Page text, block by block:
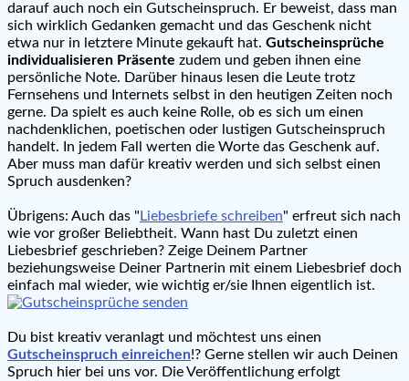
darauf auch noch ein Gutscheinspruch. Er beweist, dass man
sich wirklich Gedanken gemacht und das Geschenk nicht
etwa nur in letztere Minute gekauft hat. Gutscheinsprüche
individualisieren Präsente zudem und geben ihnen eine
persönliche Note. Darüber hinaus lesen die Leute trotz
Fernsehens und Internets selbst in den heutigen Zeiten noch
gerne. Da spielt es auch keine Rolle, ob es sich um einen
nachdenklichen, poetischen oder lustigen Gutscheinspruch
handelt. In jedem Fall werten die Worte das Geschenk auf.
Aber muss man dafür kreativ werden und sich selbst einen
Spruch ausdenken?
Übrigens: Auch das " Liebesbriefe schreiben" erfreut sich nach
wie vor großer Beliebtheit. Wann hast Du zuletzt einen
Liebesbrief geschrieben? Zeige Deinem Partner
beziehungsweise Deiner Partnerin mit einem Liebesbrief doch
einfach mal wieder, wie wichtig er/sie Ihnen eigentlich ist.
Du bist kreativ veranlagt und möchtest uns einen
Gutscheinspruch einreichen!? Gerne stellen wir auch Deinen
Spruch hier bei uns vor. Die Veröffentlichung erfolgt